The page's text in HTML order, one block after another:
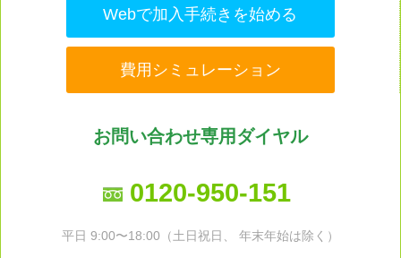
Webで加入手続きを始める
費用シミュレーション
お問い合わせ専用ダイヤル
0120-950-151
平日 9:00〜18:00（土日祝日、 年末年始は除く）